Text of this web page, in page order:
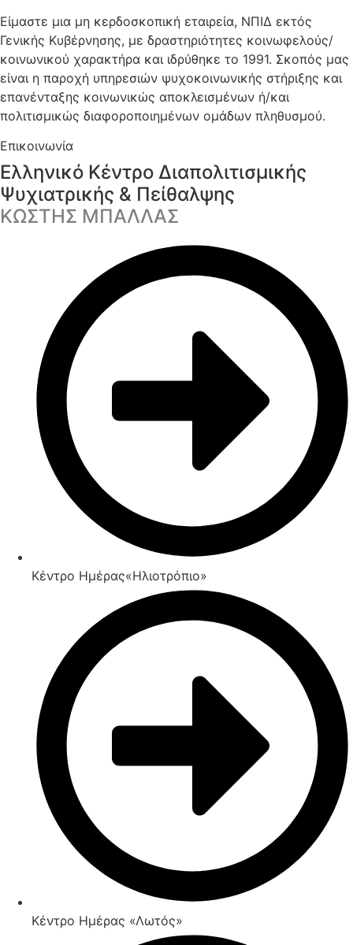
Είμαστε μια μη κερδοσκοπική εταιρεία, ΝΠΙΔ εκτός
Γενικής Κυβέρνησης, με δραστηριότητες κοινωφελούς/
κοινωνικού χαρακτήρα και ιδρύθηκε το 1991. Σκοπός μας
είναι η παροχή υπηρεσιών ψυχοκοινωνικής στήριξης και
επανένταξης κοινωνικώς αποκλεισμένων ή/και
πολιτισμικώς διαφοροποιημένων ομάδων πληθυσμού.
Επικοινωνία
Ελληνικό Κέντρο Διαπολιτισμικής
Ψυχιατρικής & Πείθαλψης
ΚΩΣΤΗΣ ΜΠΑΛΛΑΣ
Κέντρο Ημέρας«Ηλιοτρόπιο»
Κέντρο Ημέρας «Λωτός»